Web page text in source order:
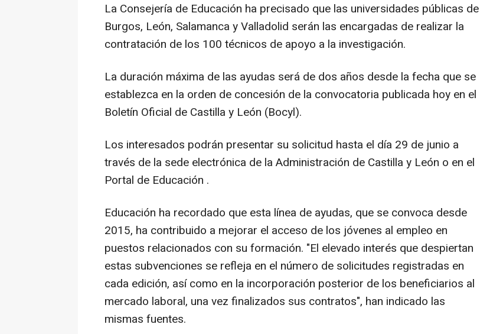
La Consejería de Educación ha precisado que las universidades públicas de
Burgos, León, Salamanca y Valladolid serán las encargadas de realizar la
contratación de los 100 técnicos de apoyo a la investigación.
La duración máxima de las ayudas será de dos años desde la fecha que se
establezca en la orden de concesión de la convocatoria publicada hoy en el
Boletín Oficial de Castilla y León (Bocyl).
Los interesados podrán presentar su solicitud hasta el día 29 de junio a
través de la sede electrónica de la Administración de Castilla y León o en el
Portal de Educación .
Educación ha recordado que esta línea de ayudas, que se convoca desde
2015, ha contribuido a mejorar el acceso de los jóvenes al empleo en
puestos relacionados con su formación. "El elevado interés que despiertan
estas subvenciones se refleja en el número de solicitudes registradas en
cada edición, así como en la incorporación posterior de los beneficiarios al
mercado laboral, una vez finalizados sus contratos", han indicado las
mismas fuentes.